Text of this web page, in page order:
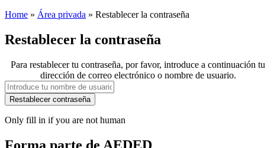
Home » Área privada » Restablecer la contraseña
Restablecer la contraseña
Para restablecer tu contraseña, por favor, introduce a continuación tu
dirección de correo electrónico o nombre de usuario.
Only fill in if you are not human
Forma parte de AEDED